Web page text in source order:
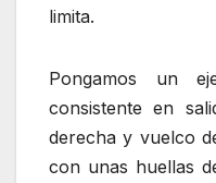
limita.
Pongamos un
consistente en
derecha y vuelco
con unas huellas